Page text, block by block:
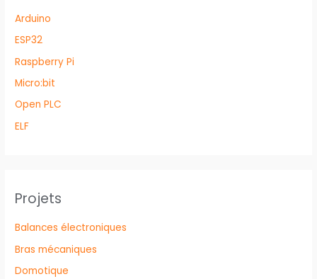
Arduino
ESP32
Raspberry Pi
Micro:bit
Open PLC
ELF
Projets
Balances électroniques
Bras mécaniques
Domotique